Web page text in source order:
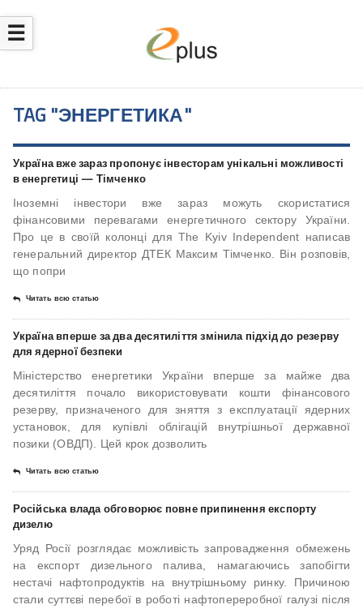
☰
TAG "ЭНЕРГЕТИКА"
Україна вже зараз пропонує інвесторам унікальні можливості
в енергетиці — Тімченко
Іноземні інвестори вже зараз можуть скористатися
фінансовими перевагами енергетичного сектору України.
Про це в своїй колонці для The Kyiv Independent написав
генеральний директор ДТЕК Максим Тімченко. Він розповів,
що попри
Читать всю статью
Україна вперше за два десятиліття змінила підхід до резерву
для ядерної безпеки
Міністерство енергетики України вперше за майже два
десятиліття почало використовувати кошти фінансового
резерву, призначеного для зняття з експлуатації ядерних
установок, для купівлі облігацій внутрішньої державної
позики (ОВДП). Цей крок дозволить
Читать всю статью
Російська влада обговорює повне припинення експорту
дизелю
Уряд Росії розглядає можливість запровадження обмежень
на експорт дизельного палива, намагаючись запобігти
нестачі нафтопродуктів на внутрішньому ринку. Причиною
стали суттєві перебої в роботі нафтопереробної галузі після